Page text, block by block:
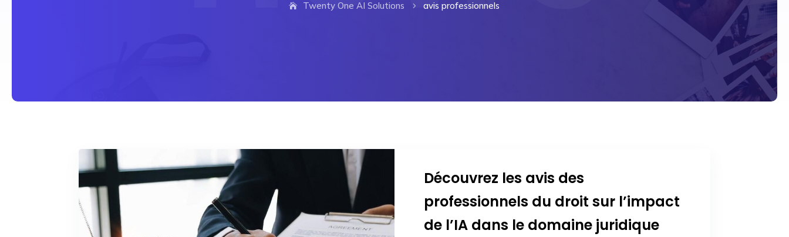
Twenty One AI Solutions 5 avis professionnels
Découvrez les avis des
professionnels du droit sur l’impact
de l’IA dans le domaine juridique